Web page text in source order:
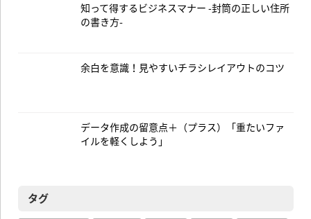
知って得するビジネスマナー -封筒の正しい住所
の書き方-
余白を意識！見やすいチラシレイアウトのコツ
データ作成の留意点＋（プラス）「重たいファ
イルを軽くしよう」
タグ